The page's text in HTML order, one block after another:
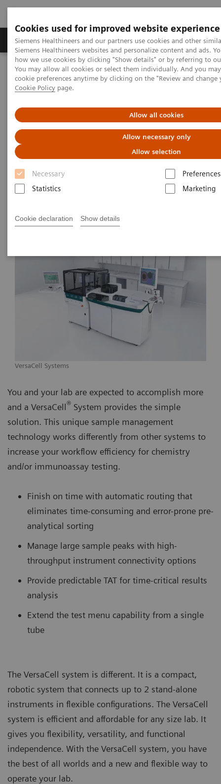
Cookies used for improved website experience
Siemens Healthineers and our partners use cookies and other
Siemens Healthineers websites and personalize content and ads.
how we use cookies by clicking "Show details" or by referring to
You may allow all cookies or select them individually. And you
cookie preferences anytime by clicking on the "Review and
Cookie Policy page.
Allow all cookies
Allow necessary only
Allow selection
Necessary
Preferences
Statistics
Marketing
Cookie declaration Show details
Soluzioni e servizi Insights La nostra
Home
Diagnostica di laboratorio
Automazione di laboratorio
Advanced Robotic Solution
VersaCell System
VersaCell Systems
One tube, one point-of-entry, one operator, one
report.
VersaCell Systems
You and your lab are expected to accomplish more
and a VersaCell® System provides the simple
solution. This unique sample management
technology works differently from other systems to
increase your workflow efficiency for chemistry
and/or immunoassay testing.
Finish on time with automatic routing that
eliminates time-consuming and error-prone pre-
analytical sorting
Manage large sample peaks with high-
throughput instrument connectivity options
Provide predictable TAT for time-critical results
analysis
Extend the test menu capability from a single
tube
The VersaCell system is different. It is a compact,
robotic system that connects up to 2 stand-alone
instruments in flexible configurations. The VersaCell
system is efficient and affordable for any size lab. It
gives you flexibility, versatility, and functional
independence. With the VersaCell system, you have
the best of all worlds and a new and flexible way to
operate your lab.